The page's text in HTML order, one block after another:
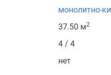
монолитно-
37.50 м2
4 / 4
нет